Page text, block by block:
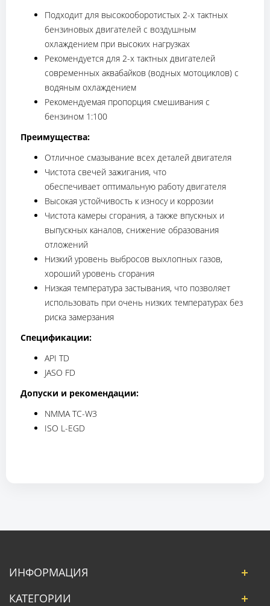
Подходит для высокооборотистых 2-х тактных
бензиновых двигателей с воздушным
охлаждением при высоких нагрузках
Рекомендуется для 2-х тактных двигателей
современных аквабайков (водных мотоциклов) с
водяным охлаждением
Рекомендуемая пропорция смешивания с
бензином 1:100
Преимущества:
Отличное смазывание всех деталей двигателя
Чистота свечей зажигания, что
обеспечивает оптимальную работу двигателя
Высокая устойчивость к износу и коррозии
Чистота камеры сгорания, а также впускных и
выпускных каналов, снижение образования
отложений
Низкий уровень выбросов выхлопных газов,
хороший уровень сгорания
Низкая температура застывания, что позволяет
использовать при очень низких температурах без
риска замерзания
Спецификации:
API TD
JASO FD
Допуски и рекомендации:
NMMA TC-W3
ISO L-EGD
ИНФОРМАЦИЯ
КАТЕГОРИИ